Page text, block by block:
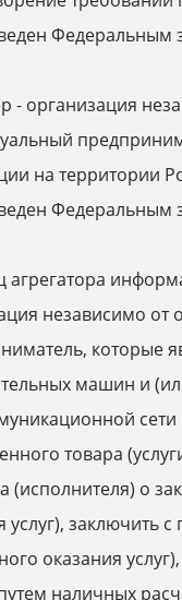
Федеральным
- организация
на территории
Федеральным
агрегатора
независимо
которые
машин и
товара
(исполнителя) о
услуг), заключить
оказания
наличных